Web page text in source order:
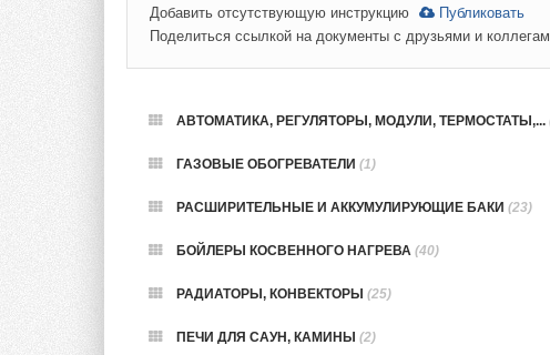
Добавить отсутствующую инструкцию
Публиковать
Поделиться ссылкой на документы с друзьями и
АВТОМАТИКА, РЕГУЛЯТОРЫ, МОДУЛИ, ТЕРМОСТАТЫ,...
ГАЗОВЫЕ ОБОГРЕВАТЕЛИ (1)
РАСШИРИТЕЛЬНЫЕ И АККУМУЛИРУЮЩИЕ БАКИ (23)
БОЙЛЕРЫ КОСВЕННОГО НАГРЕВА (40)
РАДИАТОРЫ, КОНВЕКТОРЫ (25)
ПЕЧИ ДЛЯ САУН, КАМИНЫ (2)